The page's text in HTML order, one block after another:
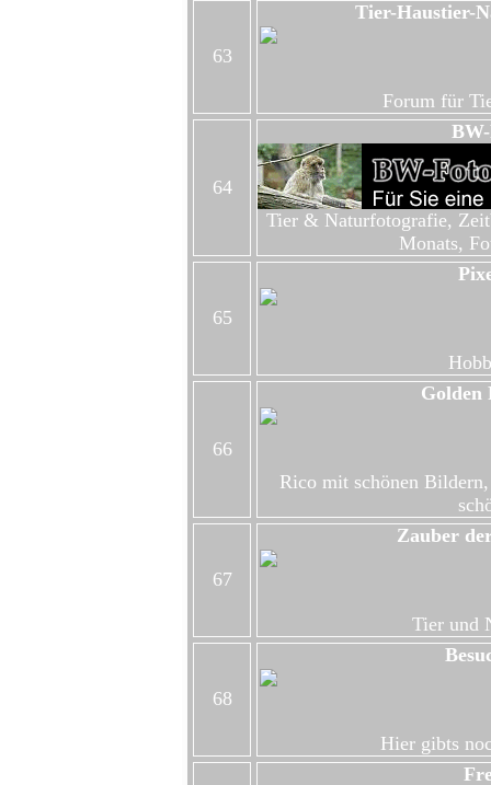
63
Tier-Haustier-
Forum für
64
Tier & Naturfotografie,
Monats,
65
66
Golden
Rico mit schönen
67
Zauber
Tier und
68
Hier gibts